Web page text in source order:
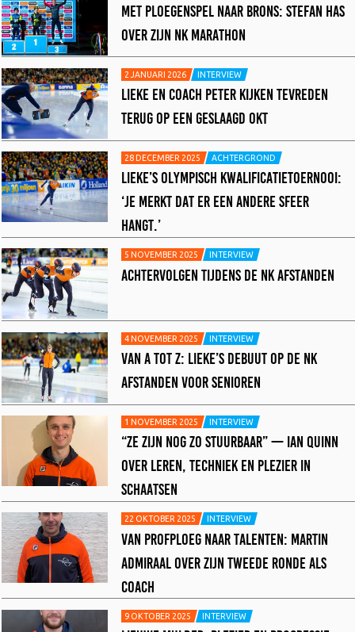
MET PLOEGENSPEL NAAR BRONS: STEFAN HAS
OVER ZIJN NK MARATHON
2 JANUARI 2026 INTERVIEW
LIEKE EN COACH PETER KIJKEN TEVREDEN
TERUG OP EEN GESLAAGD OKT
28 DECEMBER 2025 ACHTERGROND
LIEKE’S OLYMPISCH KWALIFICATIETOERNOOI:
‘JE MERKT DAT ER EEN ANDERE SFEER
HANGT.’
5 NOVEMBER 2025 INTERVIEW
ACHTERVOLGEN TIJDENS DE NK AFSTANDEN
4 NOVEMBER 2025 INTERVIEW
VAN A TOT Z: LIEKE’S DEBUUT OP DE NK
AFSTANDEN VOOR SENIOREN
1 NOVEMBER 2025 INTERVIEW
“ZE ZIJN NOG ZO STUURBAAR” — IAN QUINN
OVER LEREN, TECHNIEK EN PLEZIER IN
SCHAATSEN
22 OKTOBER 2025 INTERVIEW
VAN PROFPLOEG NAAR TALENTEN: MARTIN
ADMIRAAL OVER ZIJN TWEEDE RONDE ALS
COACH
9 OKTOBER 2025 INTERVIEW